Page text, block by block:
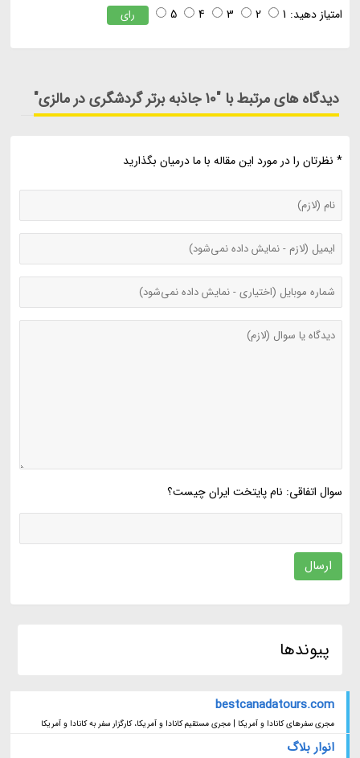
امتیاز دهید: 1
2
3
4
5 رای
دیدگاه های مرتبط با "10 جاذبه برتر گردشگری در مالزی"
* نظرتان را در مورد این مقاله با ما درمیان بگذارید
سوال اتفاقی: نام پایتخت ایران چیست؟
ارسال
پیوندها
bestcanadatours.com
مجری سفرهای کانادا و آمریکا | مجری مستقیم کانادا و آمریکا، کارگزار سفر به کانادا و آمریکا
انوار بلاگ